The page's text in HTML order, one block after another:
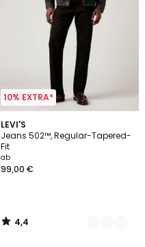
10% EXTRA*
LEVI'S
Jeans 502™, Regular-Tapered-
Fit
ab
99,00 €
4,4
/ 5
7
Farben
4,4
/